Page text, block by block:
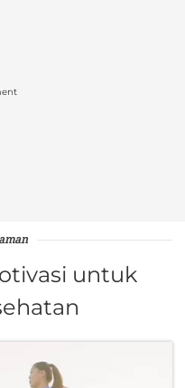
untuk